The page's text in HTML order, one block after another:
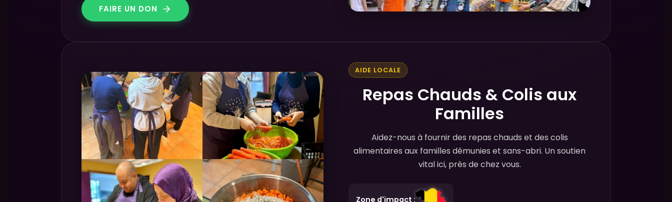
FAIRE UN DON
AIDE LOCALE
Repas Chauds & Colis aux
Familles
Aidez-nous à fournir des repas chauds et des colis
alimentaires aux familles démunies et sans-abri. Un soutien
vital ici, près de chez vous.
Zone d'impact :